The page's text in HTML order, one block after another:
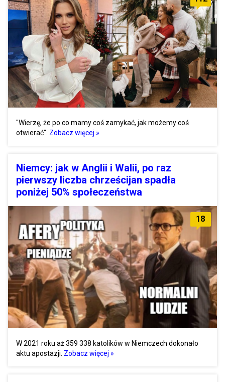
"Wierzę, że po co mamy coś zamykać, jak możemy coś
otwierać". Zobacz więcej »
Niemcy: jak w Anglii i Walii, po raz
pierwszy liczba chrześcijan spadła
poniżej 50% społeczeństwa
18
W 2021 roku aż 359 338 katolików w Niemczech dokonało
aktu apostazji. Zobacz więcej »